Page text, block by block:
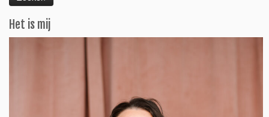
Het is mij